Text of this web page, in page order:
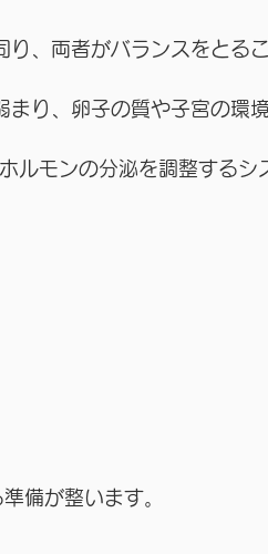
、両者がバランスをとる
り、卵子の質や子宮の環
ルモンの分泌を調整するシ
備が整います。